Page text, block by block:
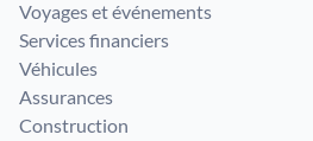
Voyages et événements
Services financiers
Véhicules
Assurances
Construction